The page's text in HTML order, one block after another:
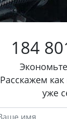
184
Расскажем
уже